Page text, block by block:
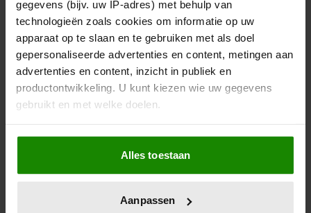
gegevens (bijv. uw IP-adres) met behulp van
technologieën zoals cookies om informatie op uw
apparaat op te slaan en te gebruiken met als doel
gepersonaliseerde advertenties en content, metingen aan
advertenties en content, inzicht in publiek en
productontwikkeling. U kunt kiezen wie uw gegevens
gebruikt en met welke doelen.
Als u het toestaat, willen we ook graag:
Informatie verzamelen over uw geografische
locatie, die tot een paar meter nauwkeurig kan zijn
scannen op specifieke eigenschappen (fingerprinting)
Alles toestaan
Aanpassen